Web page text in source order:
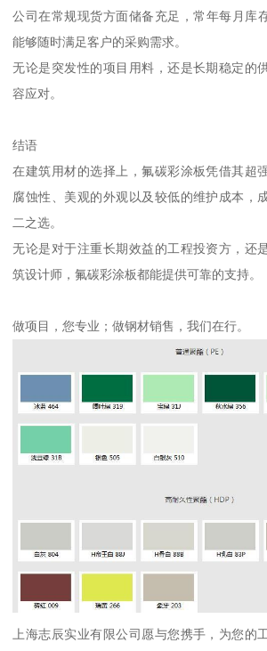
公司在常规现货方面储备充足，常年每月库
能够随时满足客户的采购需求。
无论是突发性的项目用料，还是长期稳定的
容应对。
结语
在建筑用材的选择上，氟碳彩涂板凭借其超
腐蚀性、美观的外观以及较低的维护成本，
二之选。
无论是对于注重长期效益的工程投资方，还
筑设计师，氟碳彩涂板都能提供可靠的支持。
做项目，您专业；做钢材销售，我们在行。
上海志辰实业有限公司愿与您携手，为您的